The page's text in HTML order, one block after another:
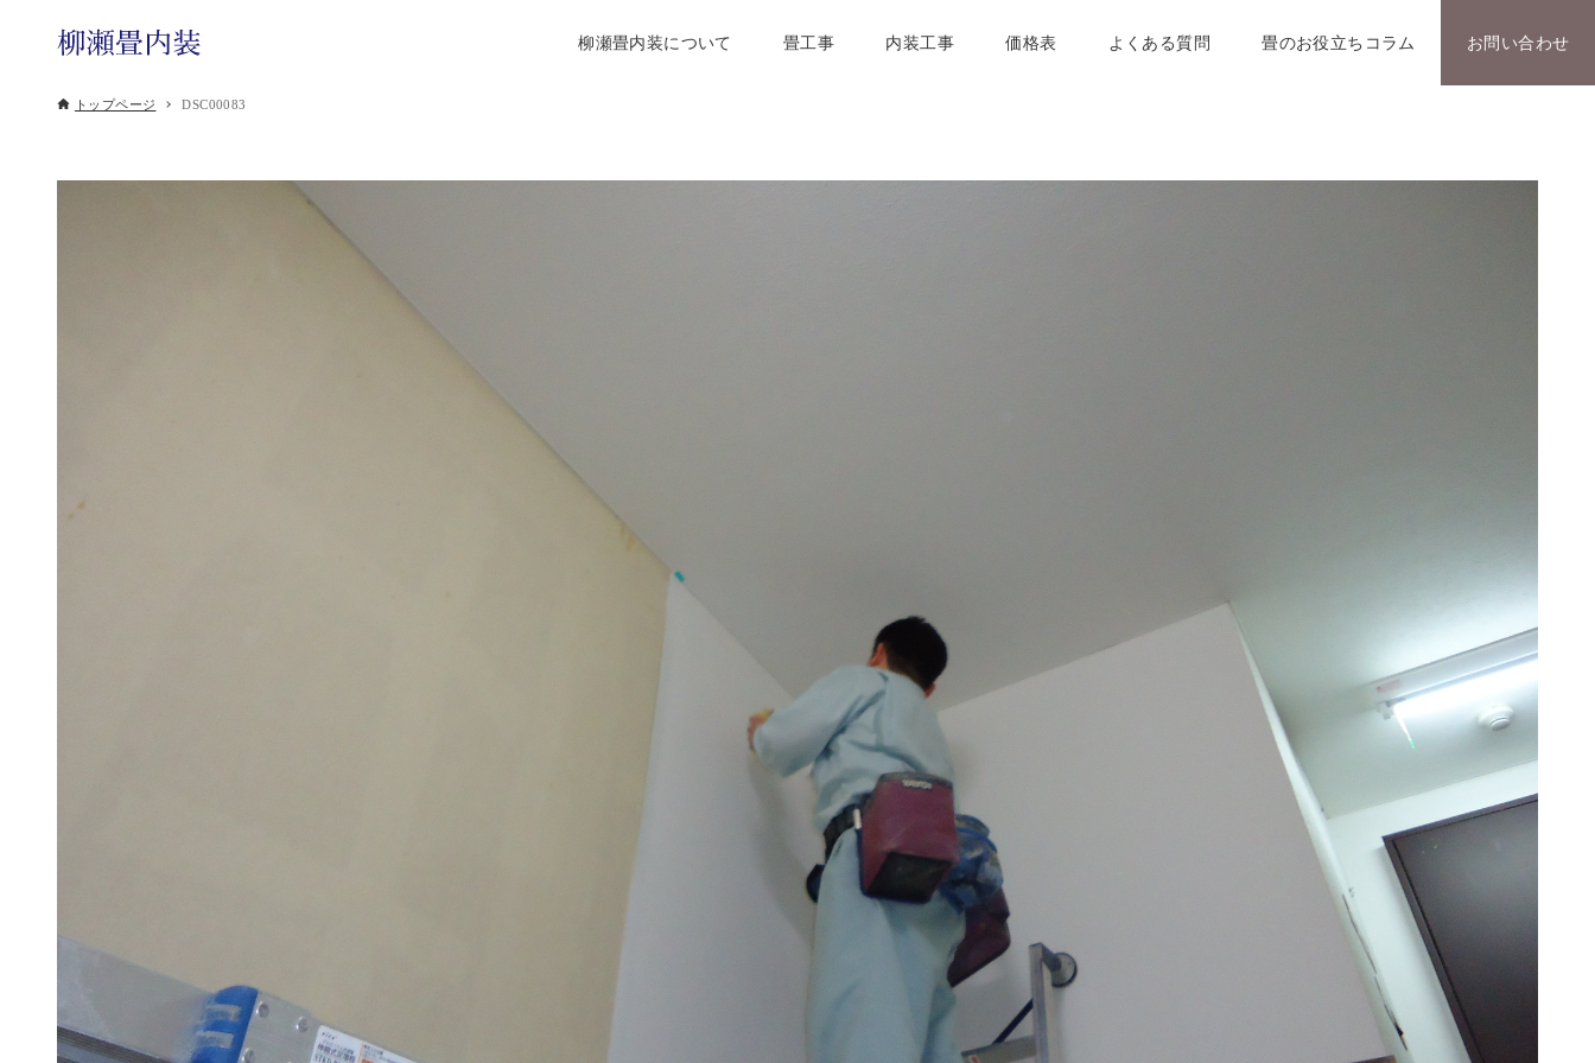
柳瀬畳内装について 畳工事 内装工事 価格表 よくある質問 畳のお役立ちコラム お問い合わせ
トップページ DSC00083